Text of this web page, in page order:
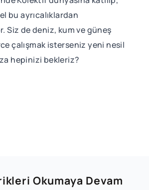
bu ayrıcalıklardan
Siz de deniz, kum ve güneş
çalışmak isterseniz yeni nesil
hepinizi bekleriz?
Okumaya Devam